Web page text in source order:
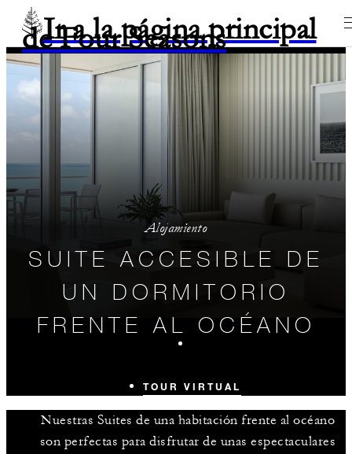
Ir a la página principal
de Four Seasons
Alojamiento
SUITE ACCESIBLE DE
UN DORMITORIO
FRENTE AL OCÉANO
TOUR VIRTUAL
Nuestras Suites de una habitación frente al océano
son perfectas para disfrutar de unas espectaculares